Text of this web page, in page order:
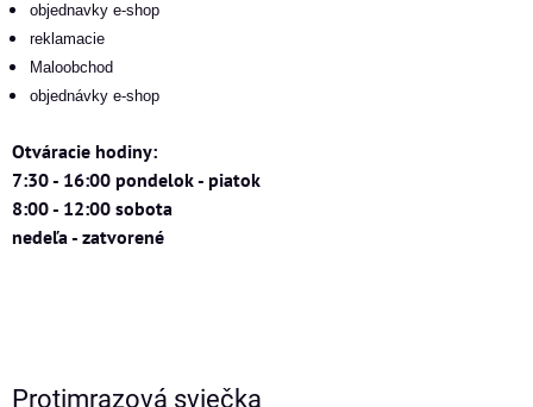
objednavky e-shop
reklamacie
Maloobchod
objednávky e-shop
Otváracie hodiny:
7:30 - 16:00 pondelok - piatok
8:00 - 12:00 sobota
nedeľa - zatvorené
Protimrazová sviečka